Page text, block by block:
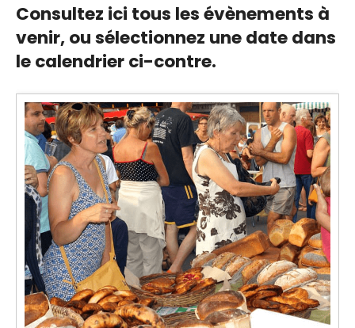
Consultez ici tous les évènements à
venir,ou sélectionnez une date dans
le calendrier ci-contre.